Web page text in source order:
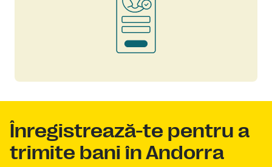
Înregistrează-te pentru a
trimite bani în Andorra